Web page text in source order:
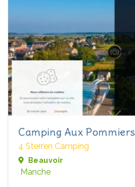
Camping Aux Pommiers
4 Sterren Camping
Beauvoir
Manche